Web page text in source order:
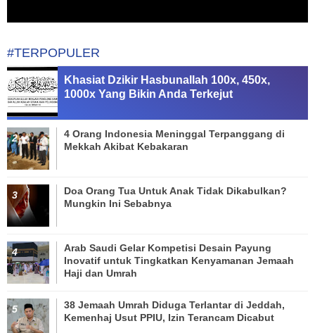
#TERPOPULER
Khasiat Dzikir Hasbunallah 100x, 450x,
1000x Yang Bikin Anda Terkejut
4 Orang Indonesia Meninggal Terpanggang di
Mekkah Akibat Kebakaran
Doa Orang Tua Untuk Anak Tidak Dikabulkan?
Mungkin Ini Sebabnya
Arab Saudi Gelar Kompetisi Desain Payung
Inovatif untuk Tingkatkan Kenyamanan Jemaah
Haji dan Umrah
38 Jemaah Umrah Diduga Terlantar di Jeddah,
Kemenhaj Usut PPIU, Izin Terancam Dicabut